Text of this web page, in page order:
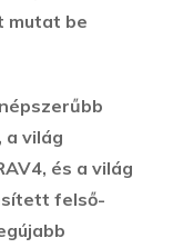
mutat be
a világ
és a világ
felső-